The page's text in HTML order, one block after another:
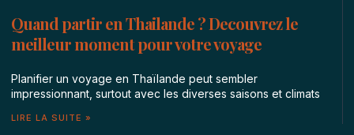
Quand partir en Thailande ? Decouvrez le
meilleur moment pour votre voyage
Planifier un voyage en Thaïlande peut sembler
impressionnant, surtout avec les diverses saisons et climats
LIRE LA SUITE »